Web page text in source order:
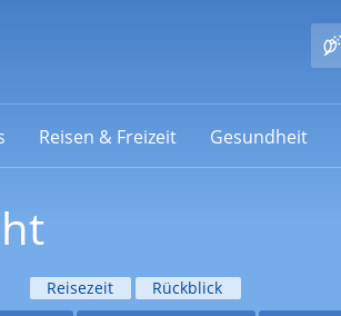
Reisen & Freizeit Gesundheit
Reisezeit
Rückblick